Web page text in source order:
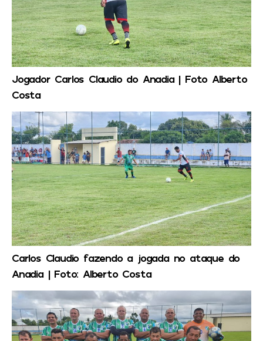
Jogador Carlos Claudio do Anadia | Foto Alberto
Costa
Carlos Claudio fazendo a jogada no ataque do
Anadia | Foto: Alberto Costa